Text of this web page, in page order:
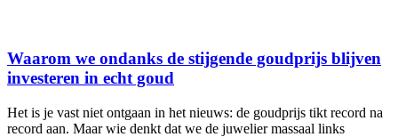
Waarom we ondanks de stijgende goudprijs blijven
investeren in echt goud
Het is je vast niet ontgaan in het nieuws: de goudprijs tikt record na
record aan. Maar wie denkt dat we de juwelier massaal links